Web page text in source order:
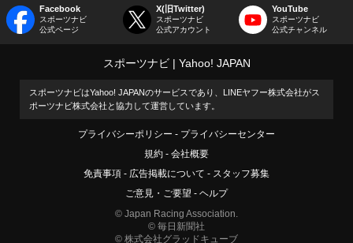
Facebook
スポーツナビ
公式ページ
X(旧Twitter)
スポーツナビ
公式アカウント
YouTube
スポーツナビ
公式チャンネル
スポーツナビ Yahoo! JAPAN
スポーツナビはYahoo! JAPANのサービスであり、LINEヤフー株式会社がス
ポーツナビ株式会社と協力して運営しています。
プライバシーポリシー
プライバシーセンター
規約
会社概要
免責事項
広告掲載について
スタッフ募集
ご意見・ご要望
ヘルプ
© Japan Racing Association.
© 毎日新聞社
© 株式会社グラッドキューブ